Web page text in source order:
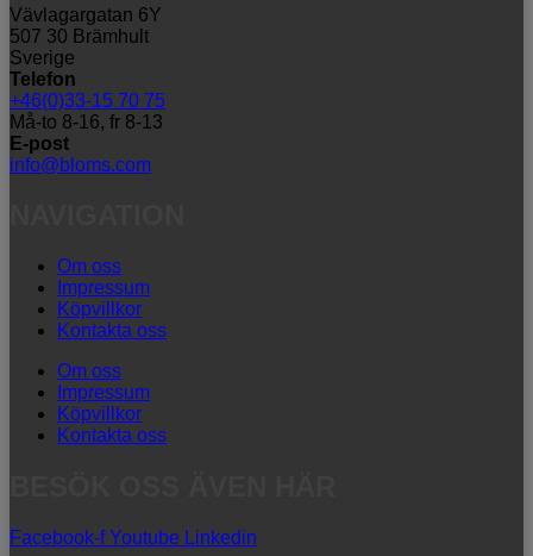
Vävlagargatan 6Y
507 30 Brämhult
Sverige
Telefon
+46(0)33-15 70 75
Må-to 8-16, fr 8-13
E-post
info@bloms.com
Om oss
Impressum
Köpvillkor
Kontakta oss
Om oss
Impressum
Köpvillkor
Kontakta oss
Facebook-f Youtube Linkedin